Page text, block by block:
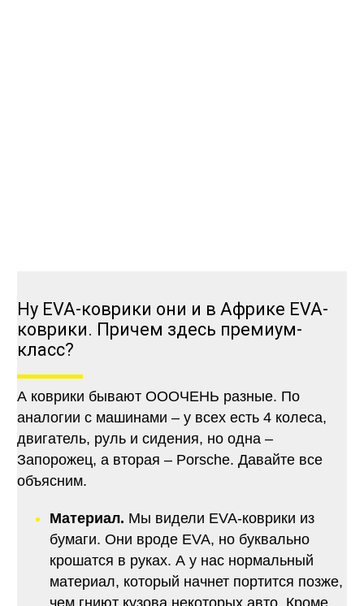
Ну EVA-коврики они и в Африке EVA-
коврики. Причем здесь премиум-
класс?
А коврики бывают ОООЧЕНЬ разные. По
аналогии с машинами – у всех есть 4 колеса,
двигатель, руль и сидения, но одна –
Запорожец, а вторая – Porsche. Давайте все
объясним.
Материал. Мы видели EVA-коврики из
бумаги. Они вроде EVA, но буквально
крошатся в руках. А у нас нормальный
материал, который начнет портится позже,
чем гниют кузова некоторых авто. Кроме